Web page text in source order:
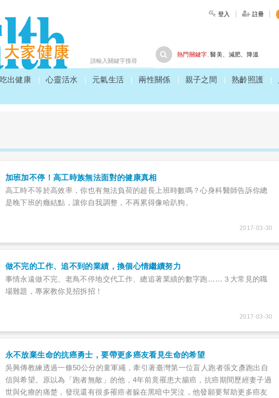
登入 註冊
熱門關鍵字. 醫美、 減肥、 降溫
吃出健康 心靈活水 元氣生活 兩性關係 親子之間 熟齡照護
加班加不停！高工時族無法面對的健康真相
高工時不等於高效率，你也有無法負荷的超長上班時數嗎？心身科醫師告訴你總
是晚下班的癥結點，讓你自我調整，不再累得像哈趴狗。
2017-03-30
做不完的工作、追不到的業績，換個心情繼續努力
事情永遠做不完、老鳥不停地交代工作、總追著業績的數字跑……３大常見的職
場難題，專家教你見招拆招！
2017-03-30
永不放棄生命的抗癌勇士，要帶更多癌友看見生命的希望
吳興傳教練透過一條50公分的童軍繩，牽引著臺灣第一位盲人跑者張文彥跑出自
信與希望。原以為「跑者無敵」的他，4年前竟罹患大腸癌，抗癌期間歷經妻子過
世與化療的痛楚，發現還有很多罹癌者躲在黑暗中哭泣，他發願要幫助更多癌友